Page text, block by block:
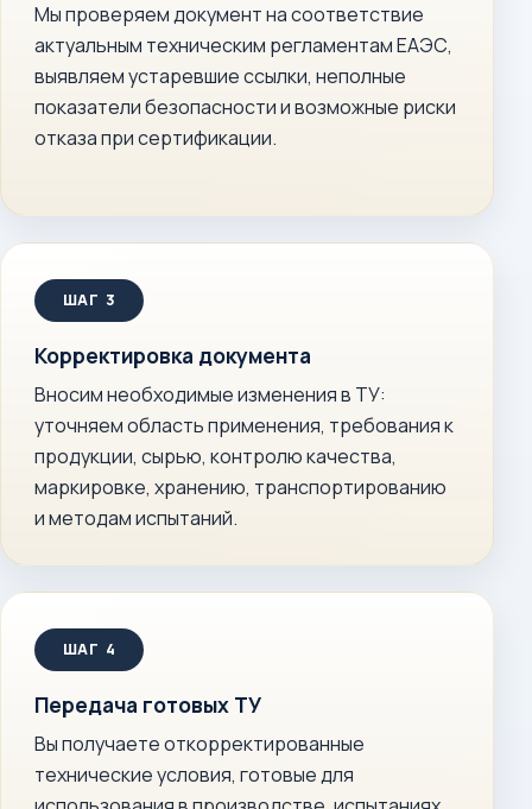
Мы проверяем документ на соответствие
актуальным техническим регламентам ЕАЭС,
выявляем устаревшие ссылки, неполные
показатели безопасности и возможные риски
отказа при сертификации.
Корректировка документа
Вносим необходимые изменения в ТУ:
уточняем область применения, требования к
продукции, сырью, контролю качества,
маркировке, хранению, транспортированию
и методам испытаний.
Передача готовых ТУ
Вы получаете откорректированные
технические условия, готовые для